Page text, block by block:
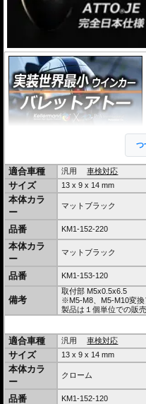
す。
ハイパワーLED仕様
Long Life Protection Guard®採用。内
電力、長寿命化を実現
高品質メタルハウジング採用 (住宅の
様々な取付アダプターをオプション
車検対応
協定規則50号認可商品 eマ
PDF : ECE適合認定証明書
光源のワット数や照明部の面積を理
(協定規則50号の認可を受けている方
つ
適合車種 汎用車検対応
サイズ 13 x 9 x 14 mm
本体カラ
ー
マットブラック
品番 KM1-152-220
本体カラ
ー
マットブラック
品番 KM1-153-120
備考
取付部 M5x0.5x6.5
※M5-M8、M5-M10変
製品は１個単位での販売
適合車種 汎用車検対応
サイズ 13 x 9 x 14 mm
本体カラ
ー
クローム
品番 KM1-152-120